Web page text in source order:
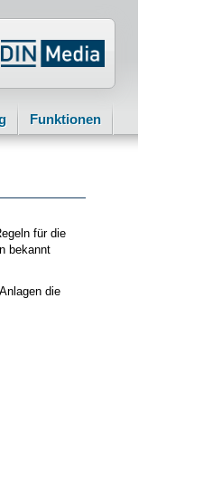
Funktionen
für die
bekannt
die